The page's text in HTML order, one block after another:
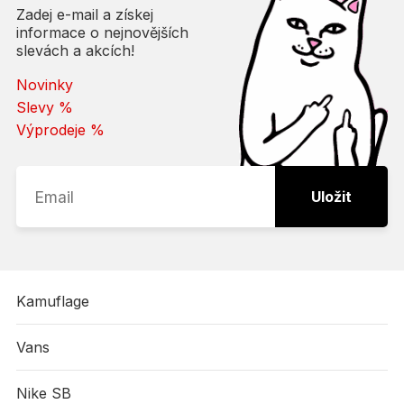
Zadej e-mail a získej
informace o nejnovějších
slevách a akcích!
Novinky
Slevy %
Výprodeje %
Uložit
Kamuflage
Vans
Nike SB